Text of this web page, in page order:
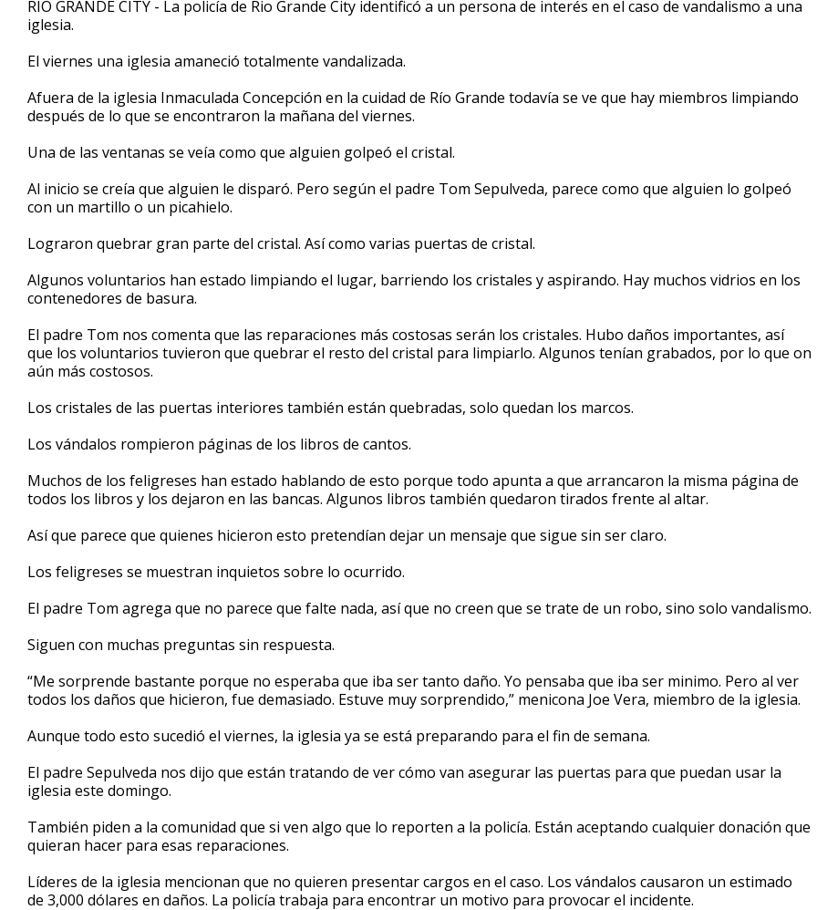
of
2
29
RIO GRANDE CITY - La policía de Rio Grande City identificó a un persona de interés en el caso de vandalismo a una
iglesia.
El viernes una iglesia amaneció totalmente vandalizada.
Afuera de la iglesia Inmaculada Concepción en la cuidad de Río Grande todavía se ve que hay miembros limpiando
después de lo que se encontraron la mañana del viernes.
Una de las ventanas se veía como que alguien golpeó el cristal.
Al inicio se creía que alguien le disparó. Pero según el padre Tom Sepulveda, parece como que alguien lo golpeó
con un martillo o un picahielo.
Lograron quebrar gran parte del cristal. Así como varias puertas de cristal.
Algunos voluntarios han estado limpiando el lugar, barriendo los cristales y aspirando. Hay muchos vidrios en los
contenedores de basura.
El padre Tom nos comenta que las reparaciones más costosas serán los cristales. Hubo daños importantes, así
que los voluntarios tuvieron que quebrar el resto del cristal para limpiarlo. Algunos tenían grabados, por lo que on
aún más costosos.
Los cristales de las puertas interiores también están quebradas, solo quedan los marcos.
Los vándalos rompieron páginas de los libros de cantos.
Muchos de los feligreses han estado hablando de esto porque todo apunta a que arrancaron la misma página de
todos los libros y los dejaron en las bancas. Algunos libros también quedaron tirados frente al altar.
Así que parece que quienes hicieron esto pretendían dejar un mensaje que sigue sin ser claro.
Los feligreses se muestran inquietos sobre lo ocurrido.
El padre Tom agrega que no parece que falte nada, así que no creen que se trate de un robo, sino solo vandalismo.
Siguen con muchas preguntas sin respuesta.
“Me sorprende bastante porque no esperaba que iba ser tanto daño. Yo pensaba que iba ser minimo. Pero al ver
todos los daños que hicieron, fue demasiado. Estuve muy sorprendido,” menicona Joe Vera, miembro de la iglesia.
Aunque todo esto sucedió el viernes, la iglesia ya se está preparando para el fin de semana.
El padre Sepulveda nos dijo que están tratando de ver cómo van asegurar las puertas para que puedan usar la
iglesia este domingo.
También piden a la comunidad que si ven algo que lo reporten a la policía. Están aceptando cualquier donación que
quieran hacer para esas reparaciones.
Líderes de la iglesia mencionan que no quieren presentar cargos en el caso. Los vándalos causaron un estimado
de 3,000 dólares en daños. La policía trabaja para encontrar un motivo para provocar el incidente.